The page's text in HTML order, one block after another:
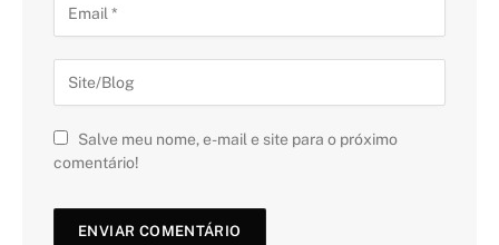
Salve meu nome, e-mail e site para o próximo
comentário!